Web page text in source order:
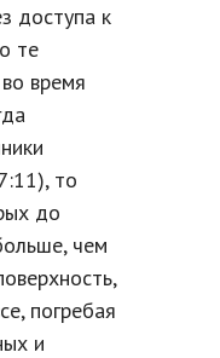
доступа к
те
время
то
до
чем
погребая
и